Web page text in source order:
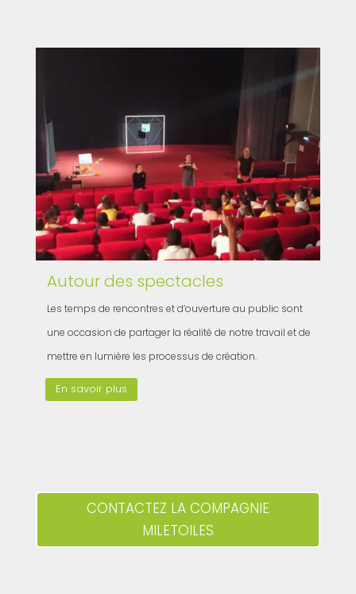
Autour des spectacles
Les temps de rencontres et d’ouverture au public sont
une occasion de partager la réalité de notre travail et de
mettre en lumière les processus de création.
En savoir plus
CONTACTEZ LA COMPAGNIE
MILETOILES